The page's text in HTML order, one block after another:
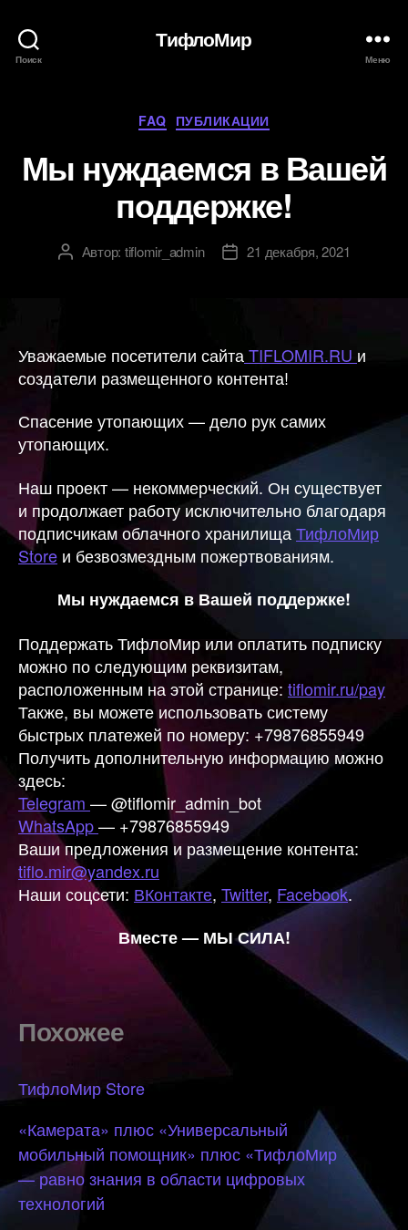
Поиск
ТифлоМир
Меню
Рубрики
FAQ ПУБЛИКАЦИИ
Мы нуждаемся в Вашей
поддержке!
АвторАвтор: tiflomir_admin
Дата21 декабря, 2021
Уважаемые посетители сайтаTIFLOMIR.RU и
создатели размещенного контента!
Спасение утопающих — дело рук самих
утопающих.
Наш проект — некоммерческий. Он существует
и продолжает работу исключительно благодаря
подписчикам облачного хранилища ТифлоМир
Store и безвозмездным пожертвованиям.
Мы нуждаемся в Вашей поддержке!
Поддержать ТифлоМир или оплатить подписку
можно по следующим реквизитам,
расположенным на этой странице: tiflomir.ru/pay
Также, вы можете использовать систему
быстрых платежей по номеру: +79876855949
Получить дополнительную информацию можно
здесь:
Telegram — @tiflomir_admin_bot
WhatsApp— +79876855949
Ваши предложения и размещение контента:
tiflo.mir@yandex.ru
Наши соцсети: ВКонтакте, Twitter, Facebook.
Вместе — МЫ СИЛА!
Похожее
ТифлоМир Store
«Камерата» плюс «Универсальный
мобильный помощник» плюс «ТифлоМир
— равно знания в области цифровых
технологий